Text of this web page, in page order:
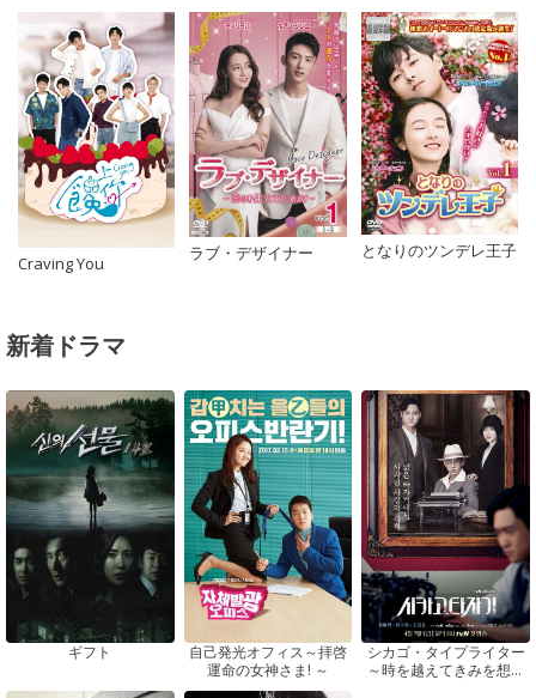
Craving You
ラブ・デザイナー となりのツンデレ王子
新着ドラマ
ギフト
自己発光オフィス～拝啓
運命の女神さま! ～
シカゴ・タイプライター
～時を越えてきみを想う